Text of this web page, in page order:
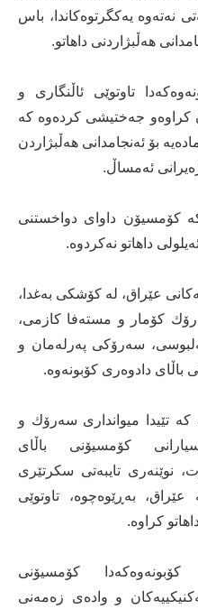
نەتەوە یەكگرتوەكاندا، باس
هەڵبژاردنی داهاتو.
تاوتوێی ئاڵنگاری و
كراوەو جەختیشی كردەوە كە
بۆ ئەنجامدانی هەڵبژاردن
كۆمسیۆن داوای دواخستنی
داهاتو نەكردوە.
عێراق، لە كۆشكی بەغدا،
كۆمار و مستەفا كازمی،
سەرۆكی پەرلەمان و
باڵای دادوەری كۆبونەوە.
كە تێیدا میوانداری سەرۆك و
كۆمسیۆنی باڵای
نوێنەری تایبەتی سكرتێری
بەڕێوەچوە، تاوتوێی
كراوە.
كۆمسیۆنی
و وادەی زەمەنی